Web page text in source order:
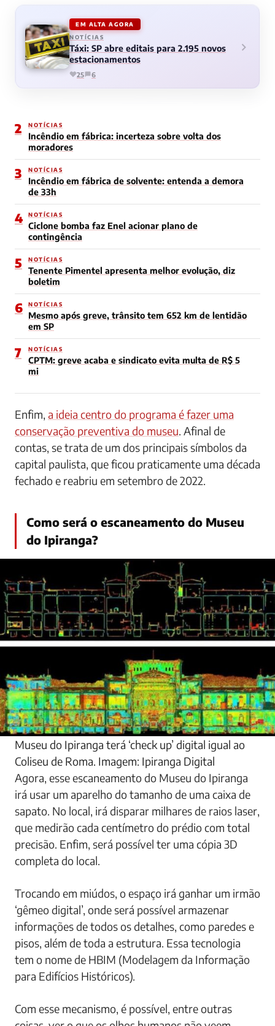
EM ALTA AGORA
NOTÍCIAS
Táxi: SP abre editais para 2.195 novos
estacionamentos
25 6
2 NOTÍCIAS
Incêndio em fábrica: incerteza sobre volta dos
moradores
3 NOTÍCIAS
Incêndio em fábrica de solvente: entenda a demora
de 33h
4 NOTÍCIAS
Ciclone bomba faz Enel acionar plano de
contingência
5 NOTÍCIAS
Tenente Pimentel apresenta melhor evolução, diz
boletim
6 NOTÍCIAS
Mesmo após greve, trânsito tem 652 km de lentidão
em SP
7 NOTÍCIAS
CPTM: greve acaba e sindicato evita multa de R$ 5
mi
Enfim, a ideia centro do programa é fazer uma
conservação preventiva do museu. Afinal de
contas, se trata de um dos principais símbolos da
capital paulista, que ficou praticamente uma década
fechado e reabriu em setembro de 2022.
Como será o escaneamento do Museu
do Ipiranga?
Museu do Ipiranga terá ‘check up’ digital igual ao
Coliseu de Roma. Imagem: Ipiranga Digital
Agora, esse escaneamento do Museu do Ipiranga
irá usar um aparelho do tamanho de uma caixa de
sapato. No local, irá disparar milhares de raios laser,
que medirão cada centímetro do prédio com total
precisão. Enfim, será possível ter uma cópia 3D
completa do local.
Trocando em miúdos, o espaço irá ganhar um irmão
‘gêmeo digital’, onde será possível armazenar
informações de todos os detalhes, como paredes e
pisos, além de toda a estrutura. Essa tecnologia
tem o nome de HBIM (Modelagem da Informação
para Edifícios Históricos).
Com esse mecanismo, é possível, entre outras